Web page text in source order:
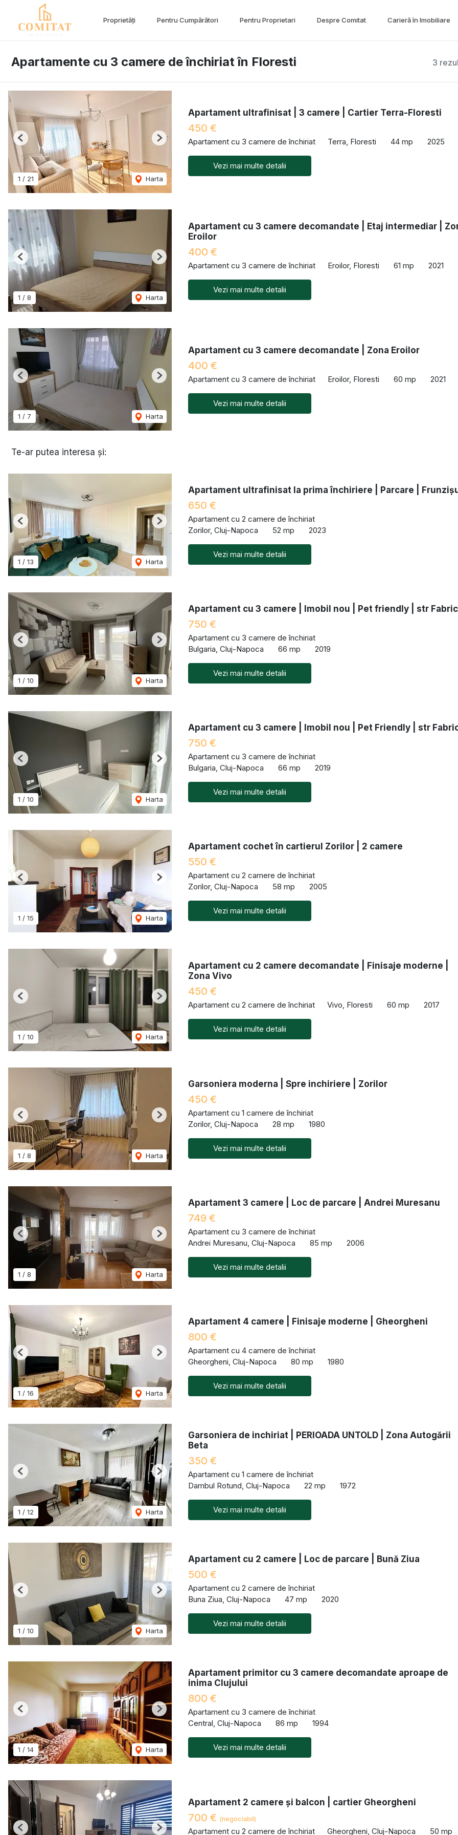
Proprietăți Pentru Cumpărători Pentru Proprietari Despre Comitat Carieră în Imobiliare
3
Apartamente cu 3 camere de închiriat în Floresti
1 / 21 Harta
Previous Next
Apartament ultrafinisat | 3 camere | Cartier Terra-Floresti
450 €
Apartament cu 3 camere de închiriat Terra, Floresti 44 mp 2025
Vezi mai multe detalii
1 / 8 Harta
Previous Next
Apartament cu 3 camere decomandate | Etaj intermediar |
Eroilor
400 €
Apartament cu 3 camere de închiriat Eroilor, Floresti 61 mp 2021
Vezi mai multe detalii
1 / 7 Harta
Previous Next
Apartament cu 3 camere decomandate | Zona Eroilor
400 €
Apartament cu 3 camere de închiriat Eroilor, Floresti 60 mp 2021
Vezi mai multe detalii
Te-ar putea interesa și:
1 / 13 Harta
Previous Next
Apartament ultrafinisat la prima închiriere | Parcare |
650 €
Apartament cu 2 camere de închiriat
Zorilor, Cluj-Napoca
52 mp 2023
Vezi mai multe detalii
1 / 10 Harta
Previous Next
Apartament cu 3 camere | Imobil nou | Pet friendly | str
750 €
Apartament cu 3 camere de închiriat
Bulgaria, Cluj-Napoca
66 mp 2019
Vezi mai multe detalii
1 / 10 Harta
Previous Next
Apartament cu 3 camere | Imobil nou | Pet Friendly | str
750 €
Apartament cu 3 camere de închiriat
Bulgaria, Cluj-Napoca
66 mp 2019
Vezi mai multe detalii
1 / 15 Harta
Previous Next
Apartament cochet în cartierul Zorilor | 2 camere
550 €
Apartament cu 2 camere de închiriat
Zorilor, Cluj-Napoca
58 mp 2005
Vezi mai multe detalii
1 / 10 Harta
Previous Next
Apartament cu 2 camere decomandate | Finisaje moderne |
Zona Vivo
450 €
Apartament cu 2 camere de închiriat Vivo, Floresti 60 mp 2017
Vezi mai multe detalii
1 / 8 Harta
Previous Next
Garsoniera moderna | Spre inchiriere | Zorilor
450 €
Apartament cu 1 camere de închiriat
Zorilor, Cluj-Napoca
28 mp 1980
Vezi mai multe detalii
1 / 8 Harta
Previous Next
Apartament 3 camere | Loc de parcare | Andrei Muresanu
749 €
Apartament cu 3 camere de închiriat
Andrei Muresanu, Cluj-Napoca
85 mp 2006
Vezi mai multe detalii
1 / 16 Harta
Previous Next
Apartament 4 camere | Finisaje moderne | Gheorgheni
800 €
Apartament cu 4 camere de închiriat
Gheorgheni, Cluj-Napoca
80 mp 1980
Vezi mai multe detalii
1 / 12 Harta
Previous Next
Garsoniera de inchiriat | PERIOADA UNTOLD | Zona Autogării
Beta
350 €
Apartament cu 1 camere de închiriat
Dambul Rotund, Cluj-Napoca
22 mp 1972
Vezi mai multe detalii
1 / 10 Harta
Previous Next
Apartament cu 2 camere | Loc de parcare | Bună Ziua
500 €
Apartament cu 2 camere de închiriat
Buna Ziua, Cluj-Napoca
47 mp 2020
Vezi mai multe detalii
1 / 14 Harta
Previous Next
Apartament primitor cu 3 camere decomandate aproape de
inima Clujului
800 €
Apartament cu 3 camere de închiriat
Central, Cluj-Napoca
86 mp 1994
Vezi mai multe detalii
Previous Next
Apartament 2 camere și balcon | cartier Gheorgheni
700 € (negociabil)
Apartament cu 2 camere de închiriat Gheorgheni, Cluj-Napoca 50 mp